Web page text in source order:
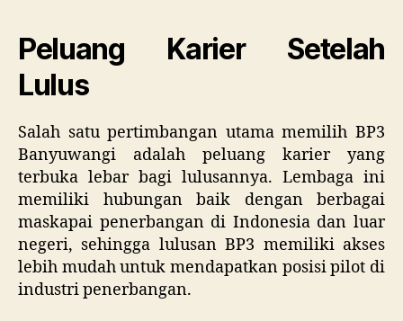
Peluang Karier Setelah
Lulus
Salah satu pertimbangan utama memilih BP3
Banyuwangi adalah peluang karier yang
terbuka lebar bagi lulusannya. Lembaga ini
memiliki hubungan baik dengan berbagai
maskapai penerbangan di Indonesia dan luar
negeri, sehingga lulusan BP3 memiliki akses
lebih mudah untuk mendapatkan posisi pilot di
industri penerbangan.